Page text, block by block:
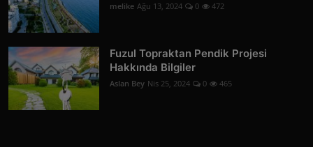
melike Ağu 13, 2024 0 472
Fuzul Topraktan Pendik Projesi
Hakkında Bilgiler
Aslan Bey Nis 25, 2024 0 465